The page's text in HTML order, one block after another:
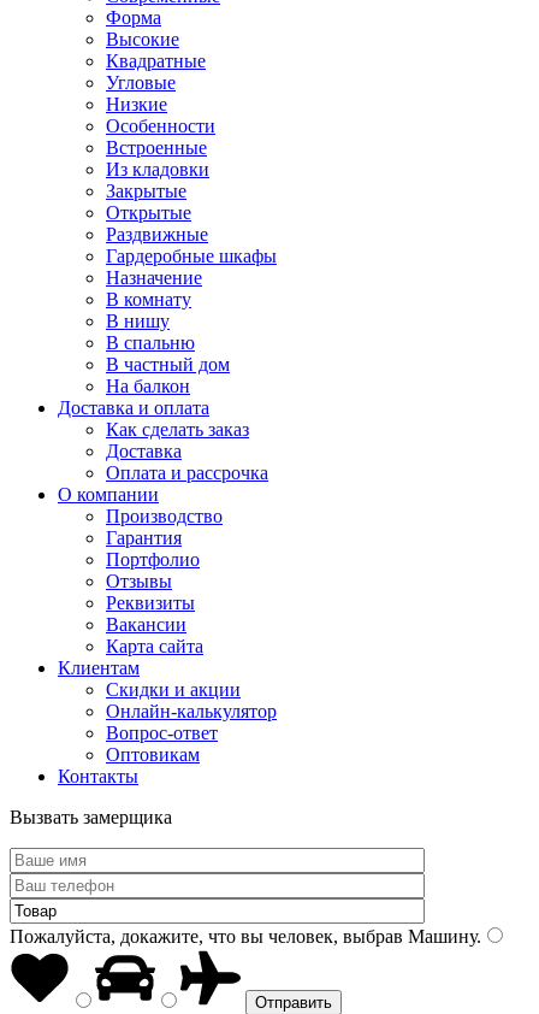
Форма
Высокие
Квадратные
Угловые
Низкие
Особенности
Встроенные
Из кладовки
Закрытые
Открытые
Раздвижные
Гардеробные шкафы
Назначение
В комнату
В нишу
В спальню
В частный дом
На балкон
Доставка и оплата
Как сделать заказ
Доставка
Оплата и рассрочка
О компании
Производство
Гарантия
Портфолио
Отзывы
Реквизиты
Вакансии
Карта сайта
Клиентам
Скидки и акции
Онлайн-калькулятор
Вопрос-ответ
Оптовикам
Контакты
Вызвать замерщика
Пожалуйста, докажите, что вы человек, выбрав Машину.